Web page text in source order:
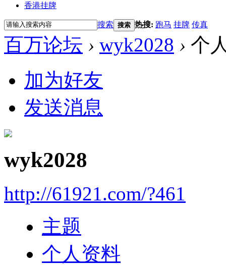
香港挂牌
搜索 搜索 热搜: 跑马 挂牌 传真
百万论坛 › wyk2028 › 个
加为好友
发送消息
wyk2028
http://61921.com/?461
主题
个人资料